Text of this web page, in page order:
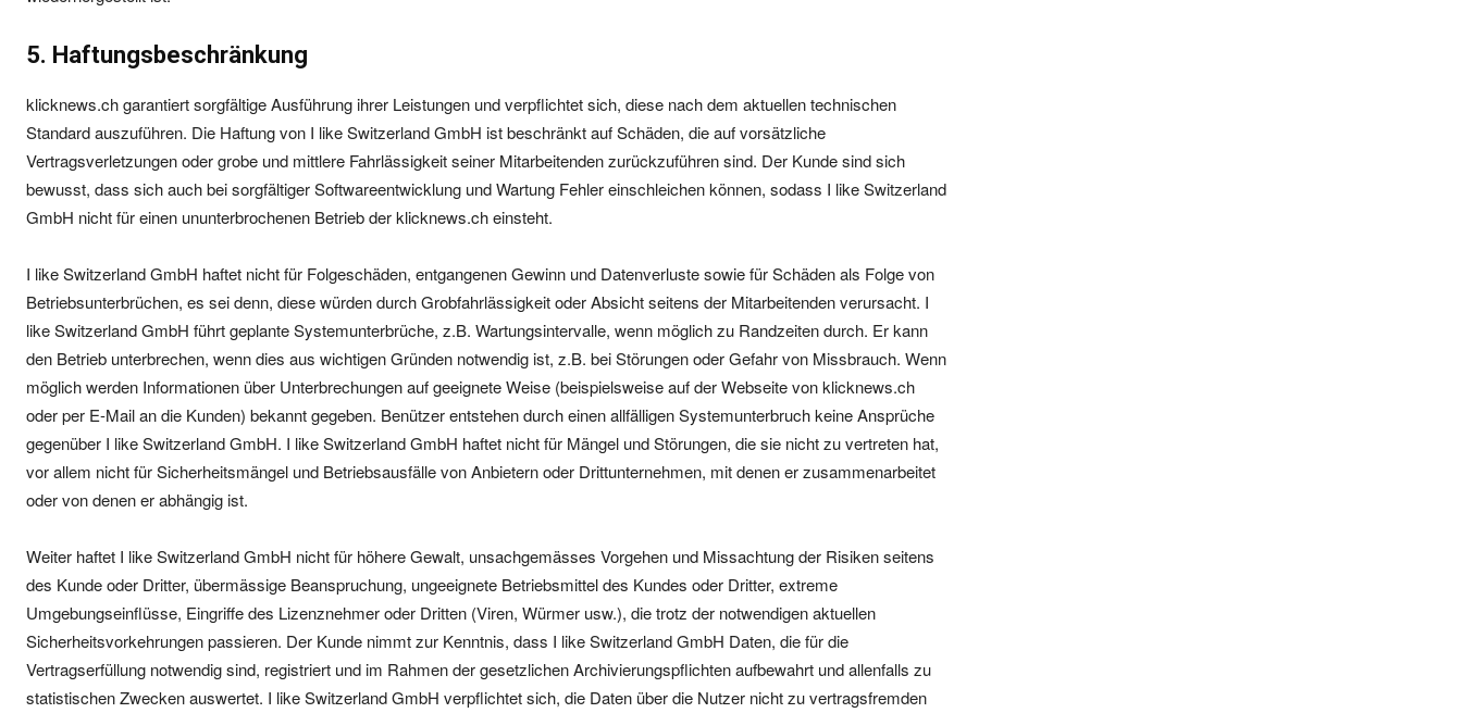
5. Haftungsbeschränkung
klicknews.ch garantiert sorgfältige Ausführung ihrer Leistungen und verpflichtet sich, diese nach dem aktuellen technischen
Standard auszuführen. Die Haftung von I like Switzerland GmbH ist beschränkt auf Schäden, die auf vorsätzliche
Vertragsverletzungen oder grobe und mittlere Fahrlässigkeit seiner Mitarbeitenden zurückzuführen sind. Der Kunde sind sich
bewusst, dass sich auch bei sorgfältiger Softwareentwicklung und Wartung Fehler einschleichen können, sodass I like Switzerland
GmbH nicht für einen ununterbrochenen Betrieb der klicknews.ch einsteht.
I like Switzerland GmbH haftet nicht für Folgeschäden, entgangenen Gewinn und Datenverluste sowie für Schäden als Folge von
Betriebsunterbrüchen, es sei denn, diese würden durch Grobfahrlässigkeit oder Absicht seitens der Mitarbeitenden verursacht. I
like Switzerland GmbH führt geplante Systemunterbrüche, z.B. Wartungsintervalle, wenn möglich zu Randzeiten durch. Er kann
den Betrieb unterbrechen, wenn dies aus wichtigen Gründen notwendig ist, z.B. bei Störungen oder Gefahr von Missbrauch. Wenn
möglich werden Informationen über Unterbrechungen auf geeignete Weise (beispielsweise auf der Webseite von klicknews.ch
oder per E-Mail an die Kunden) bekannt gegeben. Benützer entstehen durch einen allfälligen Systemunterbruch keine Ansprüche
gegenüber I like Switzerland GmbH. I like Switzerland GmbH haftet nicht für Mängel und Störungen, die sie nicht zu vertreten hat,
vor allem nicht für Sicherheitsmängel und Betriebsausfälle von Anbietern oder Drittunternehmen, mit denen er zusammenarbeitet
oder von denen er abhängig ist.
Weiter haftet I like Switzerland GmbH nicht für höhere Gewalt, unsachgemässes Vorgehen und Missachtung der Risiken seitens
des Kunde oder Dritter, übermässige Beanspruchung, ungeeignete Betriebsmittel des Kundes oder Dritter, extreme
Umgebungseinflüsse, Eingriffe des Lizenznehmer oder Dritten (Viren, Würmer usw.), die trotz der notwendigen aktuellen
Sicherheitsvorkehrungen passieren. Der Kunde nimmt zur Kenntnis, dass I like Switzerland GmbH Daten, die für die
Vertragserfüllung notwendig sind, registriert und im Rahmen der gesetzlichen Archivierungspflichten aufbewahrt und allenfalls zu
statistischen Zwecken auswertet. I like Switzerland GmbH verpflichtet sich, die Daten über die Nutzer nicht zu vertragsfremden